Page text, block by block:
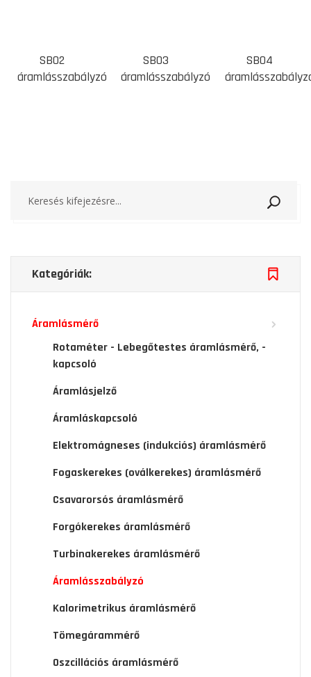
SB02
áramlásszabályzó
SB03
áramlásszabályzó
SB04
Kategóriák:
Áramlásmérő
Rotaméter - Lebegőtestes áramlásmérő, -
kapcsoló
Áramlásjelző
Áramláskapcsoló
Elektromágneses (indukciós) áramlásmérő
Fogaskerekes (oválkerekes) áramlásmérő
Csavarorsós áramlásmérő
Forgókerekes áramlásmérő
Turbinakerekes áramlásmérő
Áramlásszabályzó
Kalorimetrikus áramlásmérő
Tömegárammérő
Oszcillációs áramlásmérő